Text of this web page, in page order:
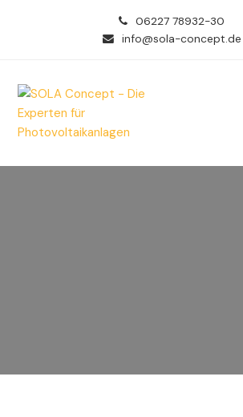
06227 78932-30
info@sola-concept.de